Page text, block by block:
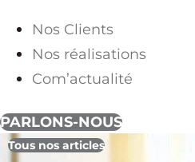
Nos Clients
Nos réalisations
Com’actualité
PARLONS-NOUS
Tous nos articles